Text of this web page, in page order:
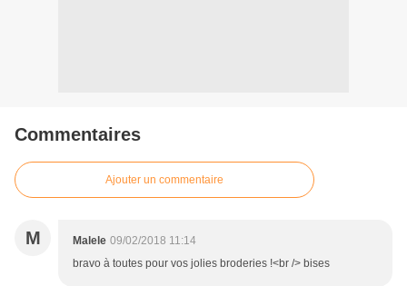
Commentaires
Ajouter un commentaire
M Malele 09/02/2018 11:14
bravo à toutes pour vos jolies broderies !<br /> bises